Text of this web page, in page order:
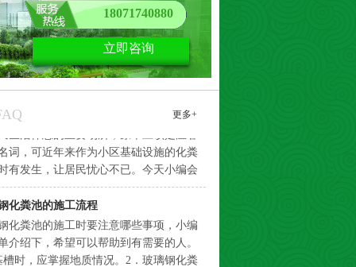
18071740880
立即咨询
更多+
厂家-小区化粪池的定期清理及保养
生活休息的主要场所，原本应该是温馨
有发生，让居民忧心不已。今天小编会
心事。 粪池清理及保养周期是根据化
小，使用人数，建筑物性质及排出的污
污水在化粪池中停留时间长短以及污物
来决定。总的来说最好定期一年清理化
对于化粪池及排污管道是最...
化粪池的施工流程
化粪池的施工时要注意哪些事项，小编
介绍下，希望可以帮助到有需要的人。
时，应掌握地质情况。2．玻璃钢化粪
及埋深采应严格按设计要求放线、定
钢化粪池就位后，要及时回填土，罐体
以防位移。回填土要求进行过筛，无尖
特点和适用范围
水箱特点：1、不锈钢材质物理化学性质